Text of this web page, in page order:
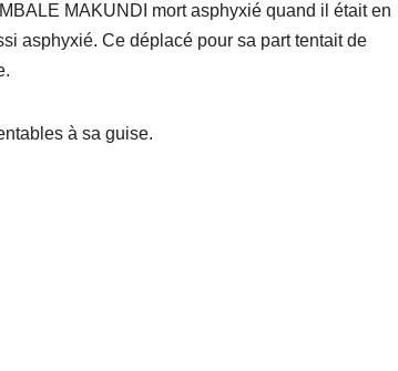
MAKUNDI mort asphyxié quand il était en
asphyxié. Ce déplacé pour sa part tentait de
à sa guise.